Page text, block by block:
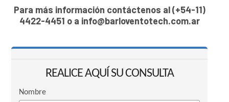
Para más información contáctenos al(+54-11)
4422-4451 o a info@barloventotech.com.ar
REALICE AQUÍ SU CONSULTA
Nombre